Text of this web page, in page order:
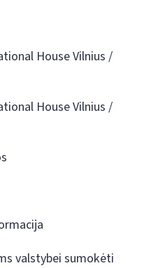
House Vilnius /
House Vilnius /
valstybei sumokėti